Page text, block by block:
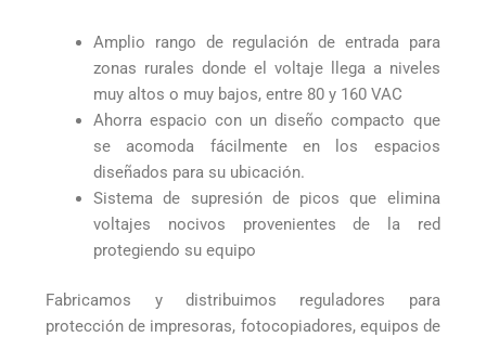
Amplio rango de regulación de entrada para
zonas rurales donde el voltaje llega a niveles
muy altos o muy bajos, entre 80 y 160 VAC
Ahorra espacio con un diseño compacto que
se acomoda fácilmente en los espacios
diseñados para su ubicación.
Sistema de supresión de picos que elimina
voltajes nocivos provenientes de la red
protegiendo su equipo
Fabricamos y distribuimos reguladores para
protección de impresoras, fotocopiadores, equipos de